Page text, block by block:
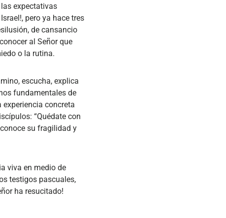
expectativas
pero ya hace tres
de cansancio
al Señor que
o la rutina.
escucha, explica
fundamentales de
experiencia concreta
“Quédate con
su fragilidad y
viva en medio de
testigos pascuales,
ha resucitado!